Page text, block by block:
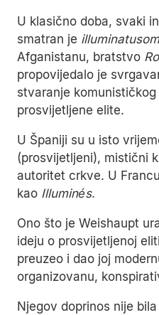
U klasično doba, svaki
smatran je illuminatusom
Afganistanu, bratstvo
propovijedalo je
stvaranje
prosvijetljene elite.
U Španiji su u isto
(prosvijetljeni), mistični
autoritet crkve. U
kao Illuminés.
Ono što je Weishaupt
ideju o prosvijetljenoj
preuzeo i dao joj
organizovanu,
Njegov doprinos nije